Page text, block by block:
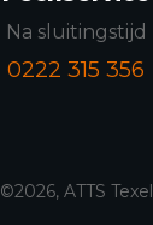
Na sluitingstijd
0222 315 356
©2026, ATTS Texel